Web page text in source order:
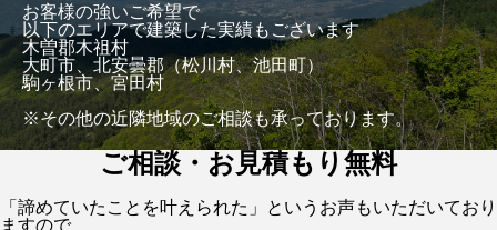
お客様の強いご希望で
以下のエリアで建築した実績もございます
木曽郡木祖村
大町市、北安曇郡（松川村、池田町）
駒ヶ根市、宮田村
※その他の近隣地域のご相談も承っております。
ご相談・お見積もり無料
「諦めていたことを叶えられた」というお声もいただいており
ますので